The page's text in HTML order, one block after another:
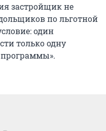
застройщик не
по льготной
один
только одну